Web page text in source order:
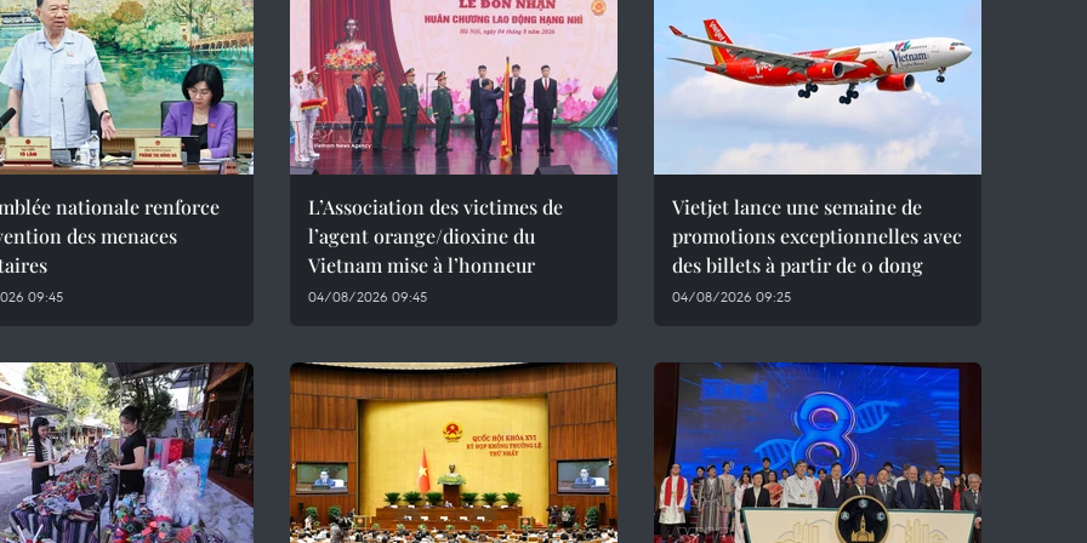
nationale renforce
des menaces
09:45
L’Association des victimes de
l’agent orange/dioxine du
Vietnam mise à l’honneur
04/08/2026 09:45
Vietjet lance une semaine de
promotions exceptionnelles avec
des billets à partir de 0 dong
04/08/2026 09:25